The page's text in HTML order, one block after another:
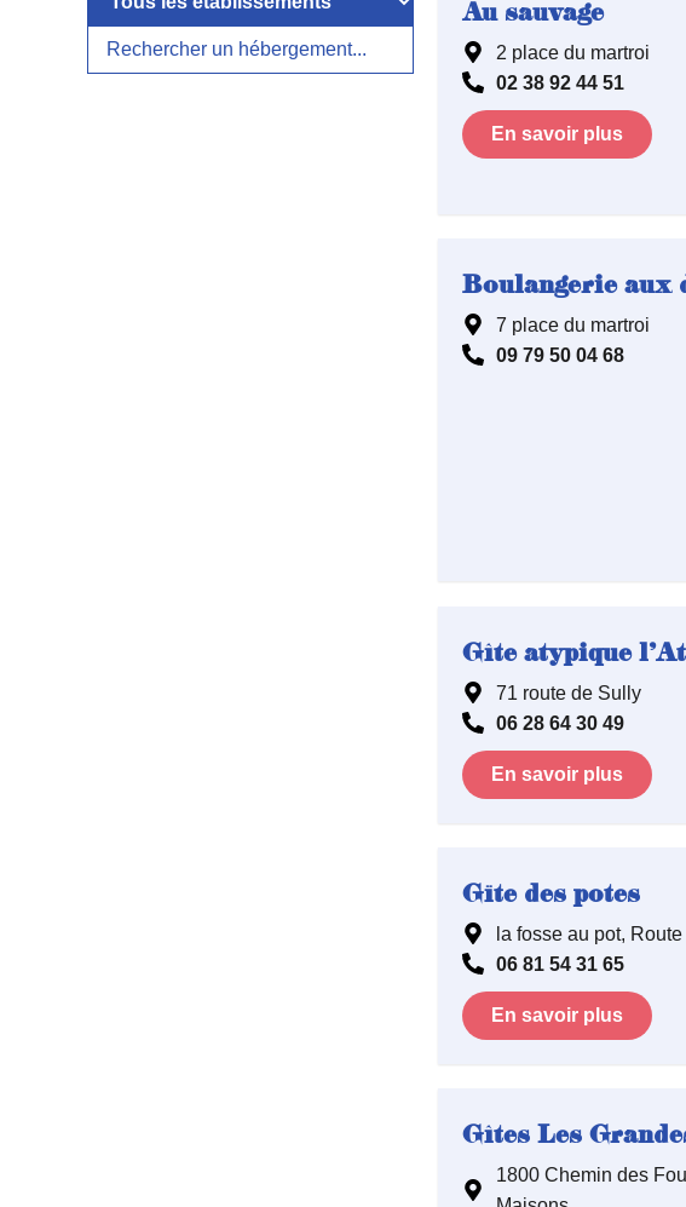
Au sauvage
2 place du martroi
02 38 92 44 51
En savoir plus
Boulangerie aux
7 place du martroi
09 79 50 04 68
Gîte atypique
71 route de Sully
06 28 64 30 49
En savoir plus
Gïte des potes
la fosse au pot,
06 81 54 31 65
En savoir plus
Gîtes Les
1800 Chemin des